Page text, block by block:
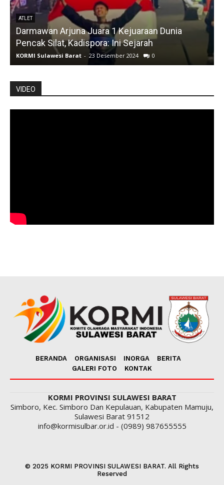
ATLET
Darmawan Arjuna Juara 1 Kejuaraan Dunia
Pencak Silat, Kadispora: Ini Sejarah
KORMI Sulawesi Barat - 23 Desember 2024 0
VIDEO
BERANDA ORGANISASI INORGA
BERITA
GALERI FOTO
KONTAK
KORMI PROVINSI SULAWESI BARAT
Simboro, Kec. Simboro Dan Kepulauan, Kabupaten Mamuju,
Sulawesi Barat 91512
info@kormisulbar.or.id - (0989) 987655555
© 2025 KORMI PROVINSI SULAWESI BARAT. All Rights
Reserved